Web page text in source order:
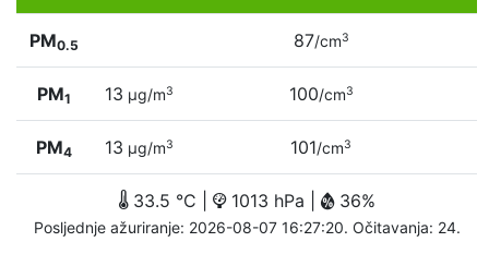
PM0.5 87/cm3
PM1 13 µg/m3 100/cm3
PM4 13 µg/m3 101/cm3
33.5 °C | 1013 hPa | 36%
Posljednje ažuriranje: 2026-08-07 16:27:20. Očitavanja: 24.